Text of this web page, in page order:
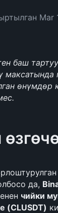
Mar
баш
максатында
өнүмдөр
да,
чийки
(CLUSDT)